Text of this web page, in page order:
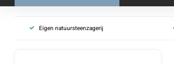
Eigen natuursteenzagerij